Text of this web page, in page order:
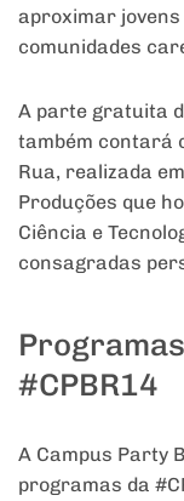
aproximar
comunidades
A parte gratuita
também contará
Rua, realizada
Produções que
Ciência e
consagradas
#CPBR14
A Campus Party
programas da